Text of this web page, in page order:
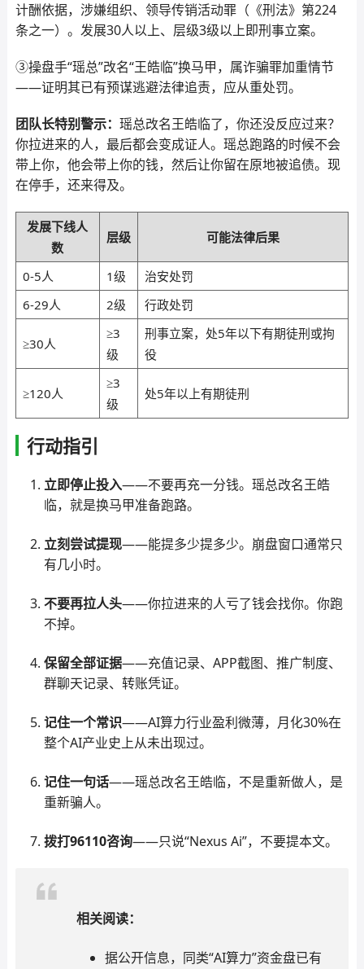
计酬依据，涉嫌组织、领导传销活动罪（《刑法》第224
条之一）。发展30人以上、层级3级以上即刑事立案。
③操盘手“瑶总”改名“王皓临”换马甲，属诈骗罪加重情节
——证明其已有预谋逃避法律追责，应从重处罚。
团队长特别警示： 瑶总改名王皓临了，你还没反应过来？
你拉进来的人，最后都会变成证人。瑶总跑路的时候不会
带上你，他会带上你的钱，然后让你留在原地被追债。现
在停手，还来得及。
发展下线人
数
层级 可能法律后果
0-5人 1级
治安处罚
6-29人
2级 行政处罚
≥30人
≥3
级
刑事立案，处5年以下有期徒刑或拘
役
≥120人
≥3
级
处5年以上有期徒刑
行动指引
立即停止投入——不要再充一分钱。瑶总改名王皓
临，就是换马甲准备跑路。
立刻尝试提现——能提多少提多少。崩盘窗口通常只
有几小时。
不要再拉人头——你拉进来的人亏了钱会找你。你跑
不掉。
保留全部证据——充值记录、APP截图、推广制度、
群聊天记录、转账凭证。
记住一个常识——AI算力行业盈利微薄，月化30%在
整个AI产业史上从未出现过。
记住一句话——瑶总改名王皓临，不是重新做人，是
重新骗人。
拨打96110咨询——只说“Nexus Ai”，不要提本文。
相关阅读：
据公开信息，同类“AI算力”资金盘已有